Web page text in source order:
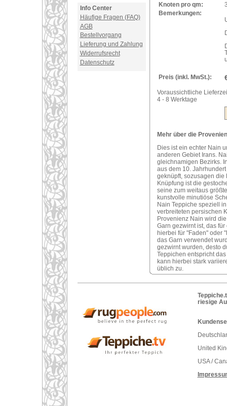
Info Center
Häufige Fragen (FAQ)
AGB
Bestellvorgang
Lieferung und Zahlung
Widerrufsrecht
Datenschutz
Knoten pro qm:
Bemerkungen:
Preis (inkl. MwSt.):
Voraussichtliche
4 - 8 Werktage
Mehr über die
Dies ist ein echter Nain
anderen Gebiet Irans.
gleichnamigen Bezirks.
aus dem 10.
geknüpft, sozusagen die
Knüpfung ist die
seine zum weitaus
kunstvolle minutiöse
Nain Teppiche speziell
verbreiteten persischen
Provenienz Nain wird
Garn gezwirnt ist, das
hierbei für "Faden" oder
das Garn verwendet
gezwirnt wurden, desto
Teppichen entspricht
kann hierbei stark
üblich zu.
riesige
United
USA /